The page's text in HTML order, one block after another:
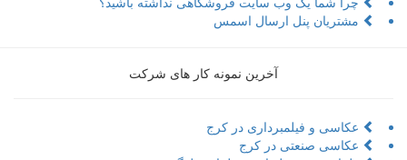
مشتریان پنل ارسال اسمس
آخرین نمونه کار های شرکت
عکاسی و فیلمبرداری در کرج
عکاسی صنعتی در کرج